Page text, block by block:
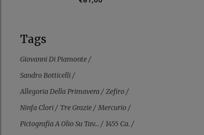
Tags
Giovanni Di Piamonte
Sandro Botticelli
Allegoria Della Primavera
Zefiro
Ninfa Clori
Tre Grazie
Mercurio
Pictografia A Olio Su Tav...
1455 Ca.